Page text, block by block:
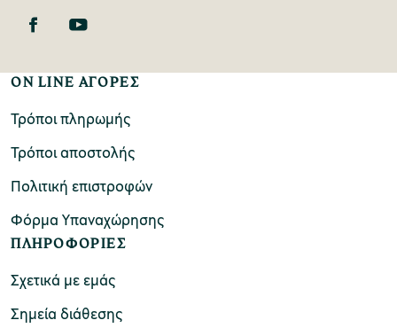
ON LINE ΑΓΟΡΕΣ
Τρόποι πληρωμής
Τρόποι αποστολής
Πολιτική επιστροφών
Φόρμα Υπαναχώρησης
ΠΛΗΡΟΦΟΡΙΕΣ
Σχετικά με εμάς
Σημεία διάθεσης